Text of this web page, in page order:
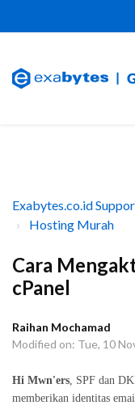
Exabytes.co.id
Hosting Murah
Cara
cPanel
Raihan Mochamad
Modified on: Tue, 10
Hi Mwn'ers, SPF dan
memberikan identitas